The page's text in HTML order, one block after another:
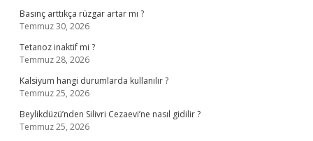
Basınç arttıkça rüzgar artar mı ?
Temmuz 30, 2026
Tetanoz inaktif mi ?
Temmuz 28, 2026
Kalsiyum hangi durumlarda kullanılır ?
Temmuz 25, 2026
Beylikdüzü’nden Silivri Cezaevi’ne nasıl gidilir ?
Temmuz 25, 2026